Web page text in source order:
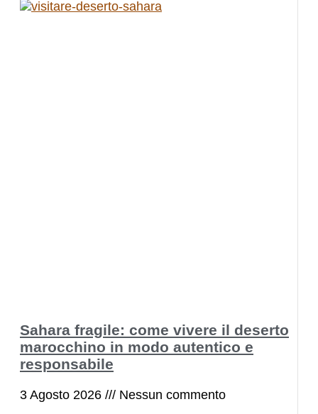
Sahara fragile: come vivere il deserto
marocchino in modo autentico e
responsabile
3 Agosto 2026
Nessun commento